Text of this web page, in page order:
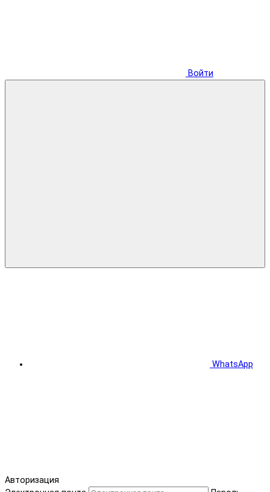
Войти
WhatsApp
Авторизация